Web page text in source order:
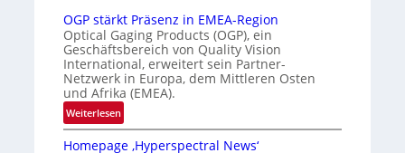
u
n
g
e
K
o
n
o
o
n
a
V
i
s
i
l
a
n
d
o
e
t
OGP stärkt Präsenz in EMEA-Region
Optical Gaging Products (OGP), ein
Geschäftsbereich von Quality Vision
International, erweitert sein Partner-
Netzwerk in Europa, dem Mittleren Osten
und Afrika (EMEA).
Weiterlesen:
O
G
Homepage ‚Hyperspectral News‘